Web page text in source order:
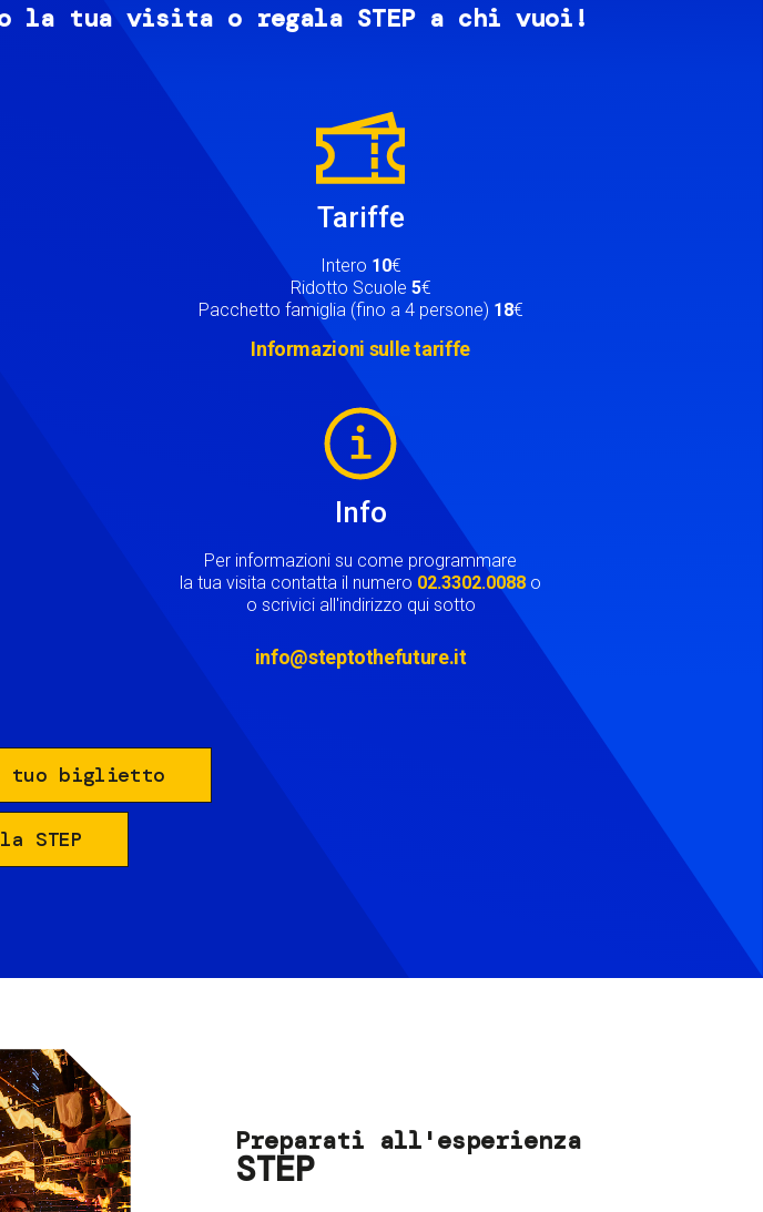
tua visita o regala STEP a chi vuoi!
Tariffe
Intero 10€
Ridotto Scuole 5€
Pacchetto famiglia (fino a 4 persone) 18€
Informazioni sulle tariffe
Info
Per informazioni su come programmare
la tua visita contatta il numero 02.3302.0088 o
o scrivici all'indirizzo qui sotto
info@steptothefuture.it
tuo biglietto
STEP
Preparati all'esperienza
STEP